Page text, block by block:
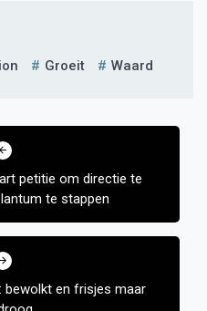
Groeit Waard
petitie om directie te
te stappen
bewolkt en frisjes maar